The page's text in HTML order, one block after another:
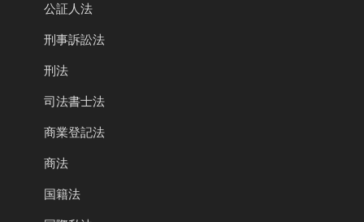
公証人法
刑事訴訟法
刑法
司法書士法
商業登記法
商法
国籍法